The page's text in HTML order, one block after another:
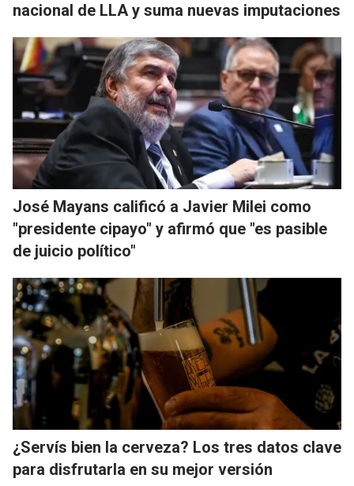
nacional de LLA y suma nuevas imputaciones
José Mayans calificó a Javier Milei como
"presidente cipayo" y afirmó que "es pasible
de juicio político"
¿Servís bien la cerveza? Los tres datos clave
para disfrutarla en su mejor versión